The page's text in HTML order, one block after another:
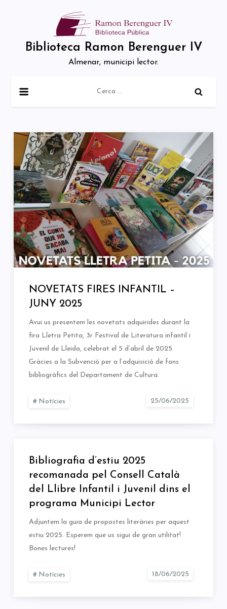
Biblioteca Ramon Berenguer IV
Almenar, municipi lector.
NOVETATS FIRES INFANTIL –
JUNY 2025
Avui us presentem les novetats adquirides durant la
fira Lletra Petita, 3r Festival de Literatura infantil i
Juvenil de Lleida, celebrat el 5 d’abril de 2025.
Gràcies a la Subvenció per a l’adquisició de fons
bibliogràfics del Departament de Cultura.
Notícies
Bibliografia d’estiu 2025
recomanada pel Consell Català
del Llibre Infantil i Juvenil dins el
programa Municipi Lector
Adjuntem la guia de propostes literàries per aquest
estiu 2025. Esperem que us sigui de gran utilitat!
Bones lectures!
Notícies